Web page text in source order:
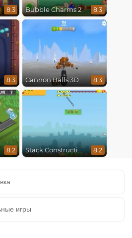
8.3 Bubble Charms 2 8.3
8.3 Cannon Balls 3D 8.3
8.2 Stack Construction 8.2
игры